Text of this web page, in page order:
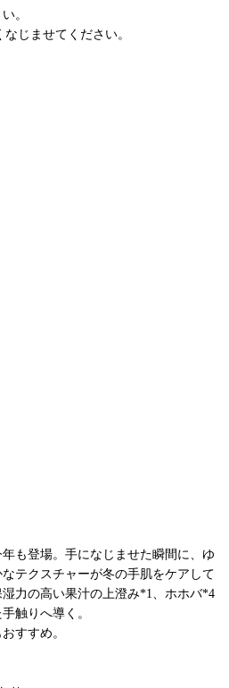
。
じませてください。
も登場。手になじませた瞬間に、ゆ
テクスチャーが冬の手肌をケアして
力の高い果汁の上澄み*1、ホホバ*4
触りへ導く。
すすめ。